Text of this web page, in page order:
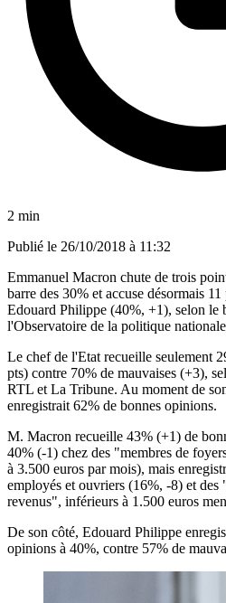
2 min
Publié le 26/10/2018 à 11:32
Emmanuel Macron chute de trois
barre des 30% et accuse désormais
Edouard Philippe (40%, +1), selon le
l'Observatoire de la politique
Le chef de l'Etat recueille seulement
pts) contre 70% de mauvaises (+3),
RTL et La Tribune. Au moment de
enregistrait 62% de bonnes opinions.
M. Macron recueille 43% (+1) de
40% (-1) chez des "membres de
à 3.500 euros par mois), mais
employés et ouvriers (16%, -8) et des
revenus", inférieurs à 1.500 euros
De son côté, Edouard Philippe
opinions à 40%, contre 57% de